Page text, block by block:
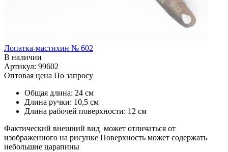
Лопатка-мастихин № 602
В наличии
Артикул: 99602
Оптовая цена По запросу
Общая длина: 24 см
Длина ручки: 10,5 см
Длина рабочей поверхности: 12 см
Фактический внешний вид может отличаться от
изображенного на рисунке Поверхность может содержать
небольшие царапины